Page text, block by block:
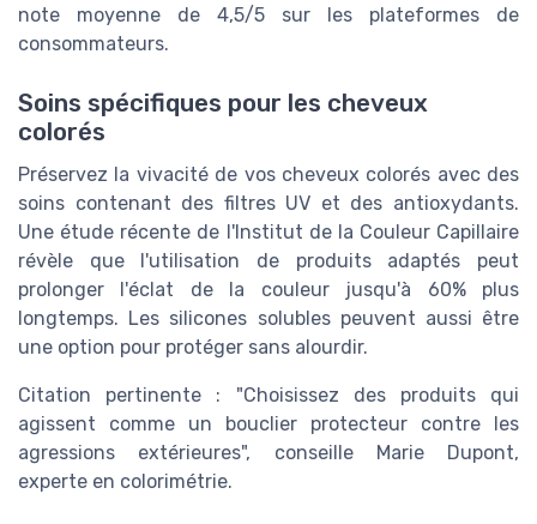
note moyenne de 4,5/5 sur les plateformes de
consommateurs.
Soins spécifiques pour les cheveux
colorés
Préservez la vivacité de vos cheveux colorés avec des
soins contenant des filtres UV et des antioxydants.
Une étude récente de l'Institut de la Couleur Capillaire
révèle que l'utilisation de produits adaptés peut
prolonger l'éclat de la couleur jusqu'à 60% plus
longtemps. Les silicones solubles peuvent aussi être
une option pour protéger sans alourdir.
Citation pertinente : "Choisissez des produits qui
agissent comme un bouclier protecteur contre les
agressions extérieures", conseille Marie Dupont,
experte en colorimétrie.